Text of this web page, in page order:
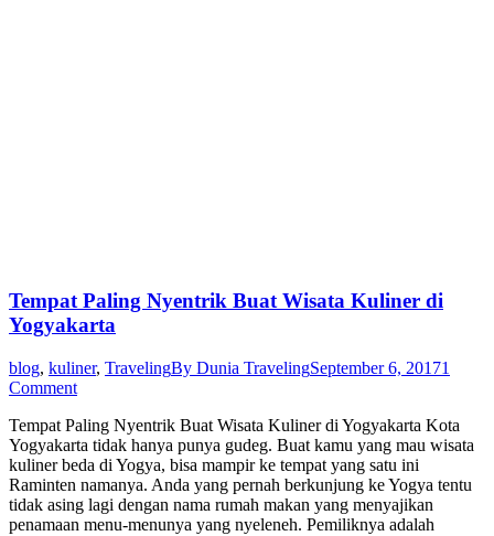
Tempat Paling Nyentrik Buat Wisata Kuliner di
Yogyakarta
blog, kuliner, TravelingBy Dunia TravelingSeptember 6, 20171
Comment
Tempat Paling Nyentrik Buat Wisata Kuliner di Yogyakarta Kota
Yogyakarta tidak hanya punya gudeg. Buat kamu yang mau wisata
kuliner beda di Yogya, bisa mampir ke tempat yang satu ini
Raminten namanya. Anda yang pernah berkunjung ke Yogya tentu
tidak asing lagi dengan nama rumah makan yang menyajikan
penamaan menu-menunya yang nyeleneh. Pemiliknya adalah